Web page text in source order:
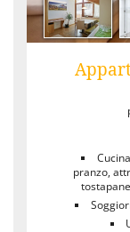
pranzo,